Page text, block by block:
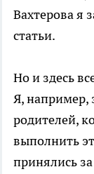
Вахтерова я
статьи.
Но и здесь
Я, например,
родителей,
выполнить
принялись